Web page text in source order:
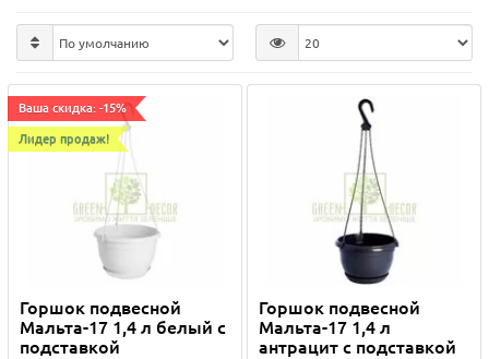
Ваша скидка: -15%
Лидер продаж!
Горшок подвесной
Мальта-17 1,4 л белый с
подставкой
Горшок подвесной
Мальта-17 1,4 л
антрацит с подставкой